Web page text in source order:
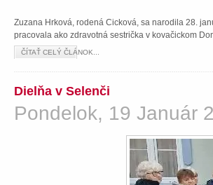
Zuzana Hrková, rodená Cicková, sa narodila 28.
pracovala ako zdravotná sestrička v kovačickom
ČÍTAŤ CELÝ ČLÁNOK...
Dielňa v Selenči
Pondelok, 19 Január